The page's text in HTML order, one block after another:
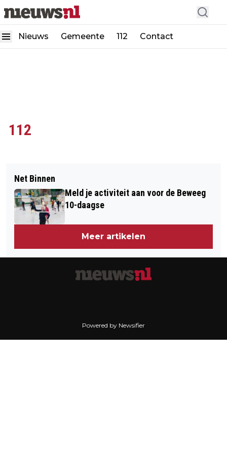
Nieuws Gemeente 112 Contact
112
Net Binnen
Meld je activiteit aan voor de Beweeg
10-daagse
Meer artikelen
Powered by Newsifier